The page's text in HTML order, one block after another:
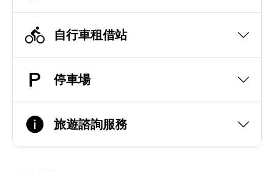
自行車租借站
停車場
旅遊諮詢服務